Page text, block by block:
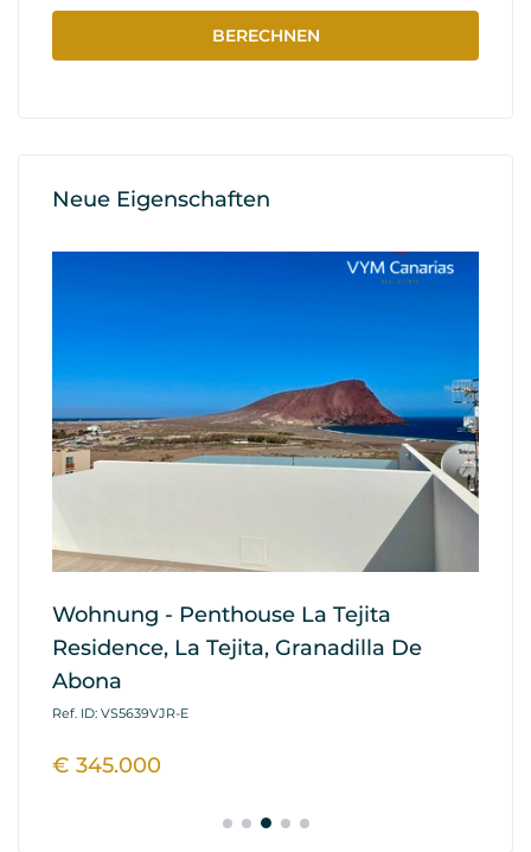
Neue Eigenschaften
Wohnung - Penthouse La Tejita
Residence, La Tejita, Granadilla De
Abona
Ref. ID: VS5639VJR-E
€ 345.000